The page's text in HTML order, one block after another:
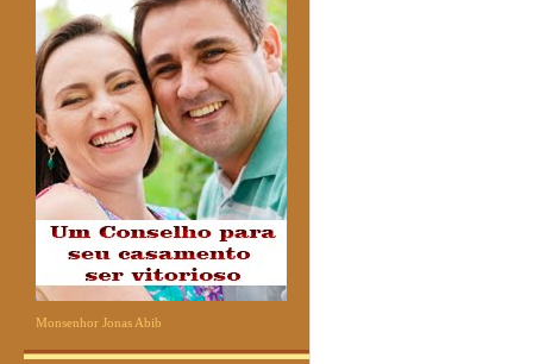
Monsenhor Jonas Abib